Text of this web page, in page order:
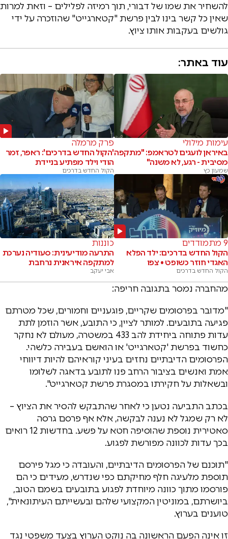
להשחיר את שמו של דבורי, תוך רמיזה לפלילים – וזאת למרות
שאין כל קשר בינו לבין פרשת "קטארגייט" שהוזכרה על ידי
גולשים בעקבות אותו ציוץ.
עוד באתר:
עימות מילולי
באיראן לועגים לטראמפ: "מתקפה
מסיבית - רגע, לא משנה"
שמעון כץ
פרק מרמלה
'הקול החדש בדרכים': ראפר, זמר
הודי וילד מפתיע בניידת
הקול החדש בדרכים
9 מתמודדים
הקול החדש בדרכים: ילד הפלא
האגדי חוזר כשופט • צפו
הקול החדש בדרכים
כוננות
התרעה מודיעינית: סעודיה נערכת
למתקפה איראנית נרחבת
אבי יעקב
מהחברה נמסר בתגובה חריפה:
"מדובר בפרסומים שקריים, פוגעניים וחמורים, שכל מטרתם
פגיעה בתובעים. למותר לציין, כי התובע, אשר הוזמן לתת
עדות פתוחה ביחידת להב 433 במשטרה, מעולם לא נחקר
כחשוד בפרשת 'קטארגייט' או הואשם בעבירה כלשהי.
הפרסומים הדיבתיים נחזים בעיני קוראיהם להיות דיווחי
אמת ואנשים בציבור הרחב פנו לתובע בדאגה לשלומו
ובשאלות על חקירתו במסגרת פרשת קטארגייט".
בכתב התביעה נטען כי לאחר שהתבקש להסיר את הציוץ –
לא רק שמגל לא נענה לבקשה, אלא אף פרסם גרסה
סאטירית נוספת שהוסיפה חטא על פשע. בחדשות 12 רואים
בכך עדות לכוונה מפורשת לפגוע.
"תוכנם של הפרסומים הדיבתיים, והעובדה כי מגל פירסם
תוספת מלעיגה חלף מחיקתם כפי שנדרש, מעידים כי הם
פורסמו מתוך כוונה מיוחדת לפגוע בתובעים בשמם הטוב,
ביושרתם, במוניטין המקצועי שלהם ובעשייתם העיתונאית",
טוענים בערוץ.
זו אינה הפעם הראשונה בה נוקט הערוץ בצעד משפטי נגד